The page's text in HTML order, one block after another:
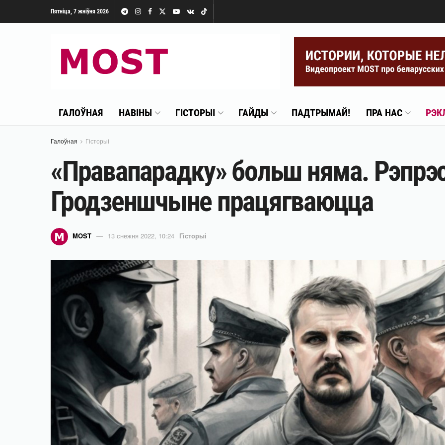
Пятніца, 7 жніўня 2026
ГАЛОЎНАЯ НАВІНЫ ГІСТОРЫІ ГАЙДЫ ПАДТРЫМАЙ! ПРА НАС
Галоўная Гісторыі
«Правапарадку» больш няма.
Гродзеншчыне працягваюцца
MOST 13 снежня 2022, 10:24 Гісторыі